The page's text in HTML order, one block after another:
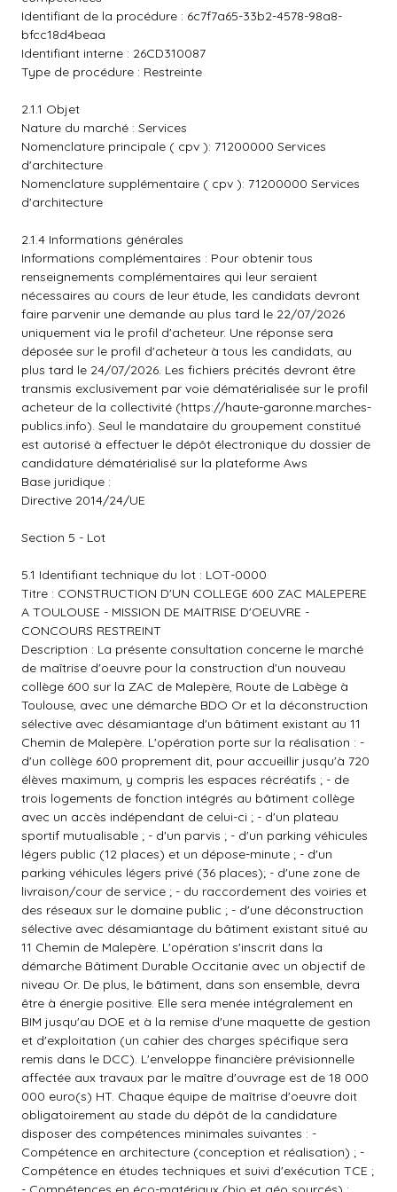
Identifiant de la procédure : 6c7f7a65-33b2-4578-98a8-
bfcc18d4beaa
Identifiant interne : 26CD310087
Type de procédure : Restreinte
2.1.1 Objet
Nature du marché : Services
Nomenclature principale ( cpv ): 71200000 Services
d'architecture
Nomenclature supplémentaire ( cpv ): 71200000 Services
d'architecture
2.1.4 Informations générales
Informations complémentaires : Pour obtenir tous
renseignements complémentaires qui leur seraient
nécessaires au cours de leur étude, les candidats devront
faire parvenir une demande au plus tard le 22/07/2026
uniquement via le profil d'acheteur. Une réponse sera
déposée sur le profil d'acheteur à tous les candidats, au
plus tard le 24/07/2026. Les fichiers précités devront être
transmis exclusivement par voie dématérialisée sur le profil
acheteur de la collectivité (https://haute-garonne.marches-
publics.info). Seul le mandataire du groupement constitué
est autorisé à effectuer le dépôt électronique du dossier de
candidature dématérialisé sur la plateforme Aws
Base juridique :
Directive 2014/24/UE
Section 5 - Lot
5.1 Identifiant technique du lot : LOT-0000
Titre : CONSTRUCTION D'UN COLLEGE 600 ZAC MALEPERE
A TOULOUSE - MISSION DE MAITRISE D'OEUVRE -
CONCOURS RESTREINT
Description : La présente consultation concerne le marché
de maîtrise d'oeuvre pour la construction d'un nouveau
collège 600 sur la ZAC de Malepère, Route de Labège à
Toulouse, avec une démarche BDO Or et la déconstruction
sélective avec désamiantage d'un bâtiment existant au 11
Chemin de Malepère. L'opération porte sur la réalisation : -
d'un collège 600 proprement dit, pour accueillir jusqu'à 720
élèves maximum, y compris les espaces récréatifs ; - de
trois logements de fonction intégrés au bâtiment collège
avec un accès indépendant de celui-ci ; - d'un plateau
sportif mutualisable ; - d'un parvis ; - d'un parking véhicules
légers public (12 places) et un dépose-minute ; - d'un
parking véhicules légers privé (36 places); - d'une zone de
livraison/cour de service ; - du raccordement des voiries et
des réseaux sur le domaine public ; - d'une déconstruction
sélective avec désamiantage du bâtiment existant situé au
11 Chemin de Malepère. L'opération s'inscrit dans la
démarche Bâtiment Durable Occitanie avec un objectif de
niveau Or. De plus, le bâtiment, dans son ensemble, devra
être à énergie positive. Elle sera menée intégralement en
BIM jusqu'au DOE et à la remise d'une maquette de gestion
et d'exploitation (un cahier des charges spécifique sera
remis dans le DCC). L'enveloppe financière prévisionnelle
affectée aux travaux par le maître d'ouvrage est de 18 000
000 euro(s) HT. Chaque équipe de maîtrise d'oeuvre doit
obligatoirement au stade du dépôt de la candidature
disposer des compétences minimales suivantes : -
Compétence en architecture (conception et réalisation) ; -
Compétence en études techniques et suivi d'exécution TCE ;